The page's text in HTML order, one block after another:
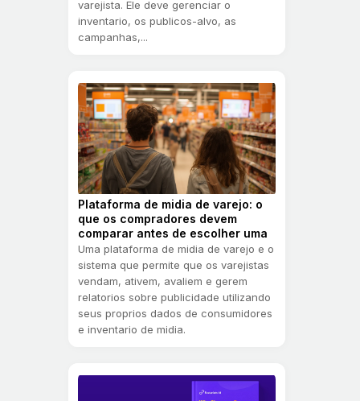
varejista. Ele deve gerenciar o
inventario, os publicos-alvo, as
campanhas,...
Plataforma de midia de varejo: o
que os compradores devem
comparar antes de escolher uma
Uma plataforma de midia de varejo e o
sistema que permite que os varejistas
vendam, ativem, avaliem e gerem
relatorios sobre publicidade utilizando
seus proprios dados de consumidores
e inventario de midia.